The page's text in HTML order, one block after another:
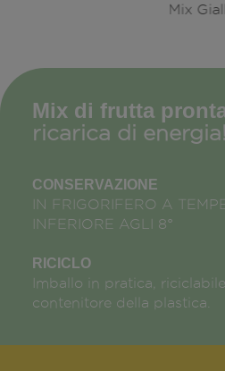
Mix
Mix di frutta
ricarica di energia!
CONSERVAZIONE
IN FRIGORIFERO A
INFERIORE AGLI 8°
RICICLO
Imballo in pratica, riciclabile
contenitore della plastica.